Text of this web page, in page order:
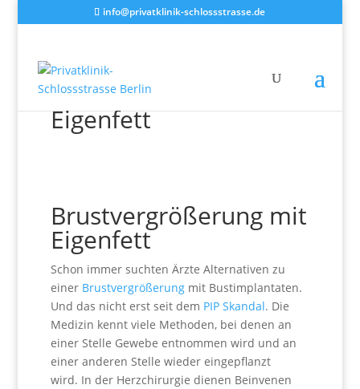
info@privatklinik-schlossstrasse.de
Brustvergrößerung mit
Eigenfett
Brustvergrößerung mit
Eigenfett
Schon immer suchten Ärzte Alternativen zu
einer Brustvergrößerungmit Bustimplantaten.
Und das nicht erst seit dem PIP Skandal. Die
Medizin kennt viele Methoden, bei denen an
einer Stelle Gewebe entnommen wird und an
einer anderen Stelle wieder eingepflanzt
wird. In der Herzchirurgie dienen Beinvenen